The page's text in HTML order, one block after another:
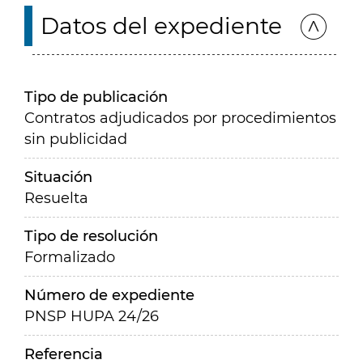
Datos del expediente
Tipo de publicación
Contratos adjudicados por procedimientos
sin publicidad
Situación
Resuelta
Tipo de resolución
Formalizado
Número de expediente
PNSP HUPA 24/26
Referencia